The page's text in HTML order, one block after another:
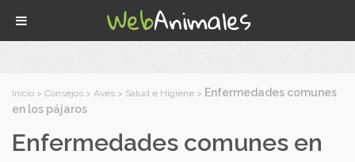
Inicio > Consejos > Aves > Salud e Higiene > Enfermedades comunes
en los pájaros
Enfermedades comunes en